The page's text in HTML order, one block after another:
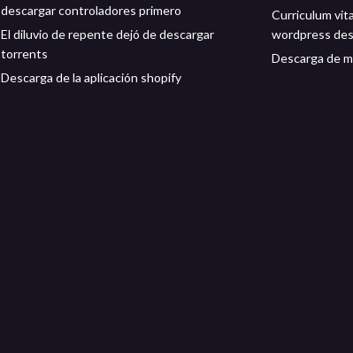
descargar controladores primero
El diluvio de repente dejó de descargar
torrents
Descarga de la aplicación shopify
Curriculum
wordpress
Descarga de